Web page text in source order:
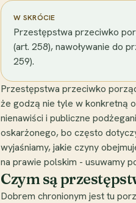
W SKRÓCIE
Przestępstwa przeciwko
(art. 258), nawoływanie do
259).
Przestępstwa przeciwko
że godzą nie tyle w konkretną
nienawiści i publiczne
oskarżonego, bo często
wyjaśniamy, jakie czyny
na prawie polskim - usuwamy
Czym są
Dobrem chronionym jest tu